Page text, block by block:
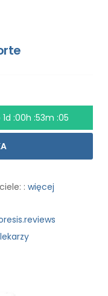
1d :00h :53m :04
: więcej